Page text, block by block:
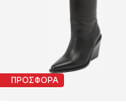
ΠΡΟΣΦΟΡΑ